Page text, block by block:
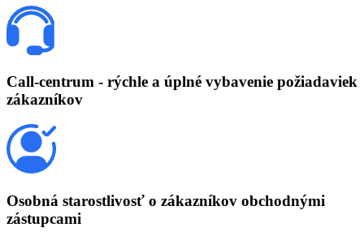
Call-centrum - rýchle a úplné vybavenie požiadaviek
zákazníkov
Osobná starostlivosť o zákazníkov obchodnými
zástupcami